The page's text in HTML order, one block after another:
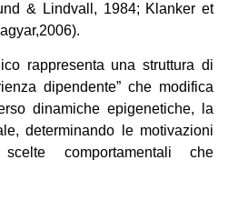
& Lindvall, 1984; Klanker et
rappresenta una struttura di
dipendente” che modifica
dinamiche epigenetiche, la
determinando le motivazioni
comportamentali che